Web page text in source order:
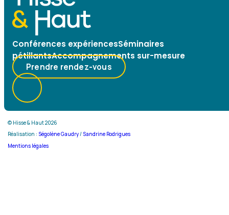
Conférences expériencesSéminaires
pétillantsAccompagnements sur-mesure
Prendre rendez-vous
© Hisse & Haut 2026
Réalisation : Ségolène Gaudry/ Sandrine Rodrigues
Mentions légales